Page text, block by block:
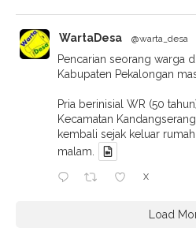
WartaDesa @warta_desa
Pencarian seorang warga
Kabupaten Pekalongan
Pria berinisial WR (50
Kecamatan
kembali sejak keluar
malam.
X
Load